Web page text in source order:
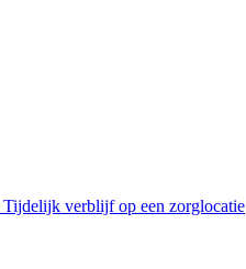
Tijdelijk verblijf op een zorglocatie